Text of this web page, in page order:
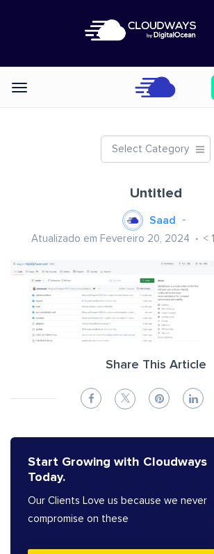
Categories
Select Category
Untitled
Saad
Atualizado em Fevereiro 20, 2024 < 1
Share This Article
Start Growing with Cloudways
Today.
Our Clients Love us because we never
compromise on these